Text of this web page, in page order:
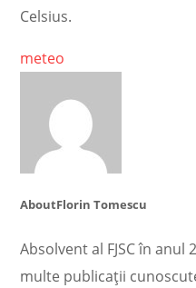
Celsius.
meteo
AboutFlorin Tomescu
Absolvent al FJSC în
multe publicații